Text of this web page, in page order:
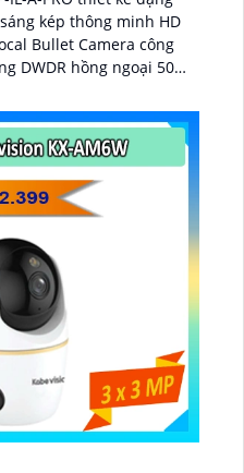
kép thông minh HD
Bullet Camera công
DWDR hồng ngoại 50m